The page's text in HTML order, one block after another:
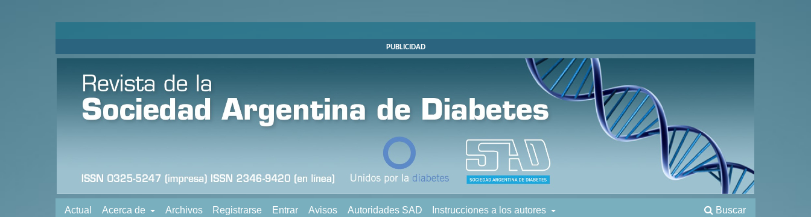
PUBLICIDAD
Actual Acerca de Archivos Registrarse Entrar Avisos Autoridades SAD Instrucciones a los autores Buscar